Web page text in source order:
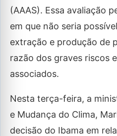
(AAAS). Essa avaliação
em que não seria
extração e produção de
razão dos graves riscos
associados.
Nesta terça-feira, a
e Mudança do Clima,
decisão do Ibama em